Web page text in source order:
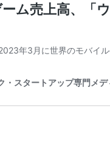
ム売上高、「
年3月に世界のモバイ
スタートアップ専門メデ